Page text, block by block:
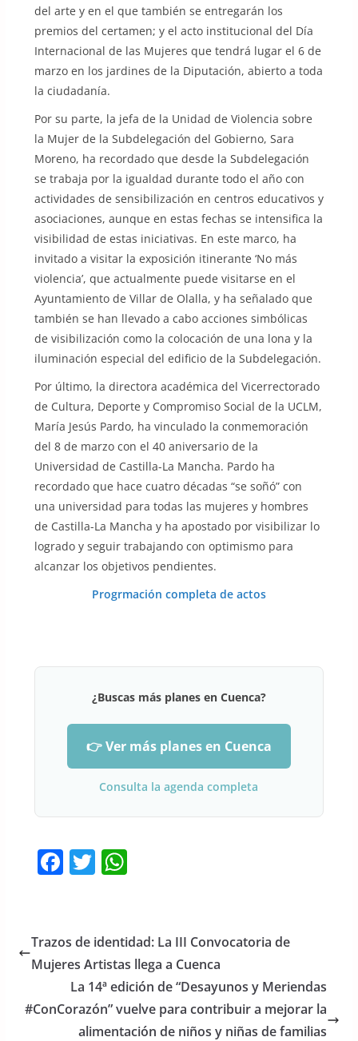
del arte y en el que también se entregarán los
premios del certamen; y el acto institucional del Día
Internacional de las Mujeres que tendrá lugar el 6 de
marzo en los jardines de la Diputación, abierto a toda
la ciudadanía.
Por su parte, la jefa de la Unidad de Violencia sobre
la Mujer de la Subdelegación del Gobierno, Sara
Moreno, ha recordado que desde la Subdelegación
se trabaja por la igualdad durante todo el año con
actividades de sensibilización en centros educativos y
asociaciones, aunque en estas fechas se intensifica la
visibilidad de estas iniciativas. En este marco, ha
invitado a visitar la exposición itinerante ‘No más
violencia’, que actualmente puede visitarse en el
Ayuntamiento de Villar de Olalla, y ha señalado que
también se han llevado a cabo acciones simbólicas
de visibilización como la colocación de una lona y la
iluminación especial del edificio de la Subdelegación.
Por último, la directora académica del Vicerrectorado
de Cultura, Deporte y Compromiso Social de la UCLM,
María Jesús Pardo, ha vinculado la conmemoración
del 8 de marzo con el 40 aniversario de la
Universidad de Castilla-La Mancha. Pardo ha
recordado que hace cuatro décadas “se soñó” con
una universidad para todas las mujeres y hombres
de Castilla-La Mancha y ha apostado por visibilizar lo
logrado y seguir trabajando con optimismo para
alcanzar los objetivos pendientes.
Progrmación completa de actos
¿Buscas más planes en Cuenca?
👉 Ver más planes en Cuenca
Consulta la agenda completa
F
e
b
o
o
T
er
W
s
A
p
p
Trazos de identidad: La III Convocatoria de
Mujeres Artistas llega a Cuenca
La 14ª edición de “Desayunos y Meriendas
#ConCorazón” vuelve para contribuir a mejorar la
alimentación de niños y niñas de familias